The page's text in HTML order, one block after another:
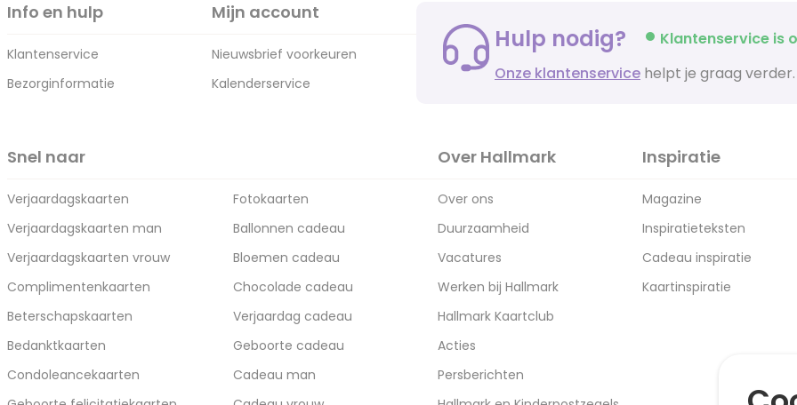
Info en hulp
Klantenservice
Bezorginformatie
Mijn account
Nieuwsbrief voorkeuren
Kalenderservice
Hulp nodig?
Klantenservice is
Onze klantenservice helpt je graag verder.
Snel naar
Verjaardagskaarten
Verjaardagskaarten man
Verjaardagskaarten vrouw
Complimentenkaarten
Beterschapskaarten
Bedanktkaarten
Condoleancekaarten
Fotokaarten
Ballonnen cadeau
Bloemen cadeau
Chocolade cadeau
Verjaardag cadeau
Geboorte cadeau
Cadeau man
Over Hallmark
Over ons
Duurzaamheid
Vacatures
Werken bij Hallmark
Hallmark Kaartclub
Acties
Persberichten
Inspiratie
Magazine
Inspiratieteksten
Cadeau inspiratie
Kaartinspiratie